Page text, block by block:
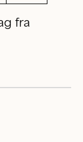
fra